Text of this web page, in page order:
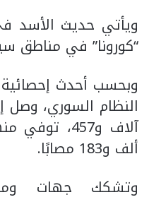
ويأتي حديث الأسد
“كورونا” في مناطق
وبحسب أحدث
النظام السوري، وصل
ألف و183 مصابًا.
وتشكك جهات